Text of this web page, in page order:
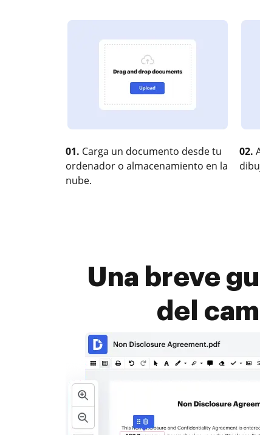
01. Carga un documento desde tu
ordenador o almacenamiento en la
nube.
02.
Una breve
del